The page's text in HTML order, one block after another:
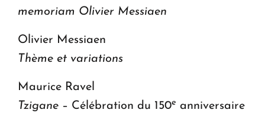
memoriam Olivier Messiaen
Olivier Messiaen
Thème et variations
Maurice Ravel
Tzigane – Célébration du 150e anniversaire